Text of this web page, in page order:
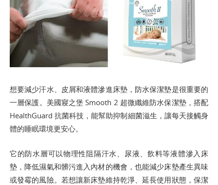
想要減少汗水、皮屑和液體滲進床墊，防水保潔墊是很重要的
一層保護。美國寢之堡 Smooth 2 超微纖維防水保潔墊，搭配
HealthGuard 抗菌科技，能幫助抑制細菌滋生，讓每天接觸身
體的睡眠環境更安心。
它的防水層可以物理性阻隔汗水、尿液、飲料等液體滲入床
墊，降低濕氣和髒污進入內材的機會，也能減少床墊產生異味
或發霉的風險。若想讓新床墊維持乾淨、延長使用狀態，保潔